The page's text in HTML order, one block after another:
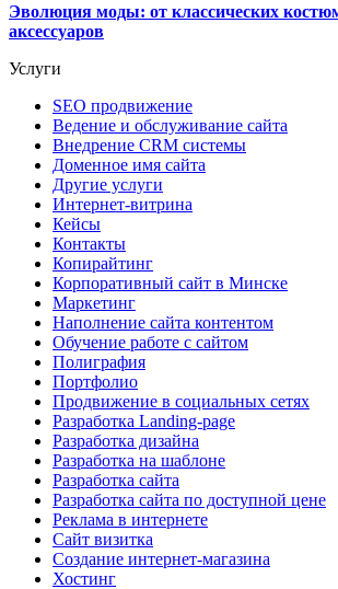
Эволюция моды: от классических
аксессуаров
Услуги
SEO продвижение
Ведение и обслуживание сайта
Внедрение CRM системы
Доменное имя сайта
Другие услуги
Интернет-витрина
Кейсы
Контакты
Копирайтинг
Корпоративный сайт в Минске
Маркетинг
Наполнение сайта контентом
Обучение работе с сайтом
Полиграфия
Портфолио
Продвижение в социальных сетях
Разработка Landing-page
Разработка дизайна
Разработка на шаблоне
Разработка сайта
Разработка сайта по доступной цене
Реклама в интернете
Сайт визитка
Создание интернет-магазина
Хостинг